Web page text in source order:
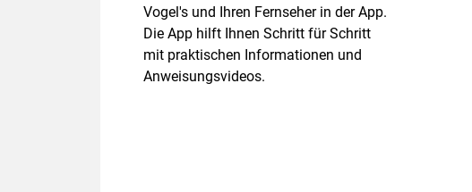
Vogel's und Ihren Fernseher in der App.
Die App hilft Ihnen Schritt für Schritt
mit praktischen Informationen und
Anweisungsvideos.